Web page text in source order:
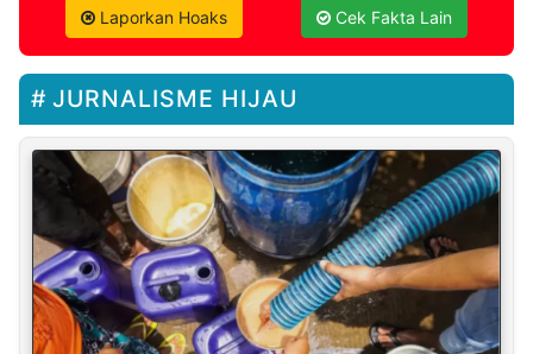
Laporkan Hoaks Cek Fakta Lain
JURNALISME HIJAU